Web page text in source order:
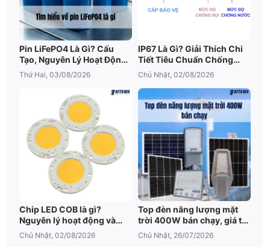
Pin LiFePO4 Là Gì? Cấu
Tạo, Nguyên Lý Hoạt Động
Và Ưu Điểm Nổi Bật
Thứ Hai, 03/08/2026
IP67 Là Gì? Giải Thích Chi
Tiết Tiêu Chuẩn Chống
Nước IP67
Chủ Nhật, 02/08/2026
Chip LED COB là gì?
Nguyên lý hoạt động và
những điều cần biết
Chủ Nhật, 02/08/2026
Top đèn năng lượng mặt
trời 400W bán chạy, giá tốt
2026
Chủ Nhật, 26/07/2026